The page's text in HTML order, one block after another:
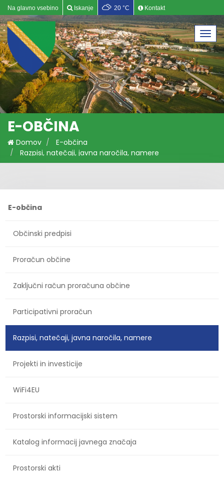
Na glavno vsebino Iskanje 20 °C Kontakt
E-OBČINA
Domov
E-občina
Razpisi, natečaji, javna naročila, namere
E-občina
Občinski predpisi
Proračun občine
Zaključni račun proračuna občine
Participativni proračun
Razpisi, natečaji, javna naročila, namere
Projekti in investicije
WiFi4EU
Prostorski informacijski sistem
Katalog informacij javnega značaja
Prostorski akti